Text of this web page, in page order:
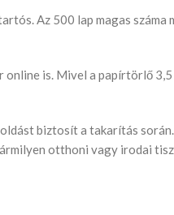
Az 500 lap magas
is. Mivel a papírtörlő
biztosít a takarítás
otthoni vagy irodai